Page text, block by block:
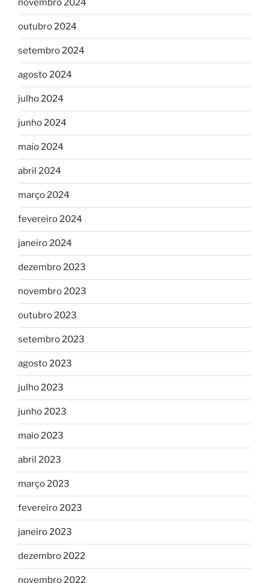
novembro 2024
outubro 2024
setembro 2024
agosto 2024
julho 2024
junho 2024
maio 2024
abril 2024
março 2024
fevereiro 2024
janeiro 2024
dezembro 2023
novembro 2023
outubro 2023
setembro 2023
agosto 2023
julho 2023
junho 2023
maio 2023
abril 2023
março 2023
fevereiro 2023
janeiro 2023
dezembro 2022
novembro 2022